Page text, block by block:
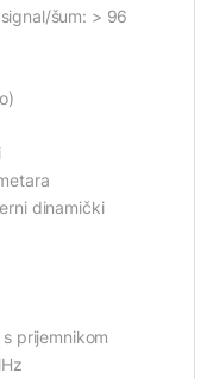
šum: > 96
dinamički
prijemnikom